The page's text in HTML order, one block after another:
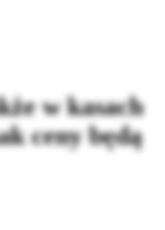
w kasach
ceny będą